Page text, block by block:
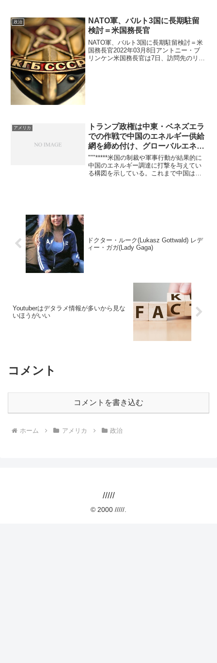
米国が台湾に対して総額111億ドル（約
1.7兆円）規...
政治
NATO軍、バルト3国に長期駐留
検討＝米国務長官
NATO軍、バルト3国に長期駐留検討＝米
国務長官2022年03月8日アントニー・ブ
リンケン米国務長官は7日、訪問先のリト
アメリカ
トランプ政権は中東・ベネズエラ
での作戦で中国のエネルギー供給
網を締め付け、グローバルエネル
ギー支配を拡大
"""*****米国の制裁や軍事行動が結果的に
中国のエネルギー調達に打撃を与えてい
る構図を示している。これまで中国は、
ドクター・ルーク(Lukasz Gottwald) レデ
ィー・ガガ(Lady Gaga)
Youtuberはデタラメ情報が多いから見な
いほうがいい
コメント
コメントを書き込む
ホーム アメリカ 政治
/////
© 2000 /////.